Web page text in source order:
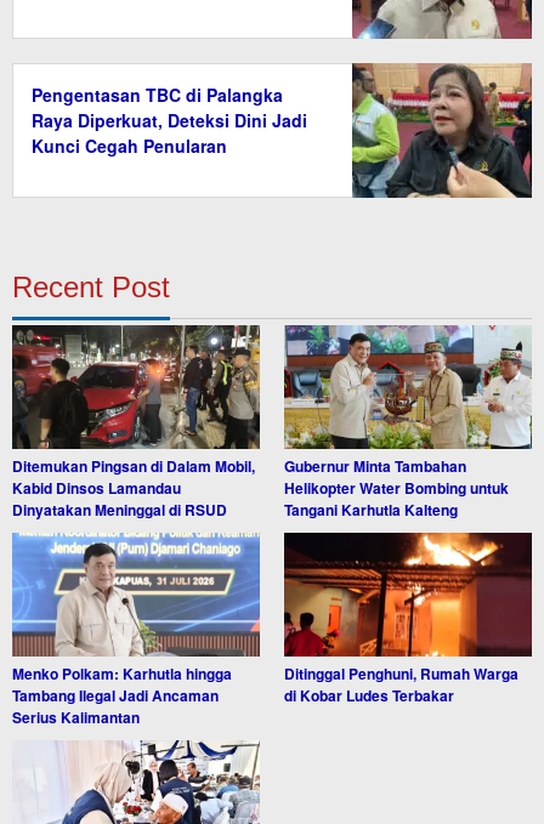
Pengentasan TBC di Palangka
Raya Diperkuat, Deteksi Dini Jadi
Kunci Cegah Penularan
Recent Post
Ditemukan Pingsan di Dalam Mobil,
Kabid Dinsos Lamandau
Dinyatakan Meninggal di RSUD
Gubernur Minta Tambahan
Helikopter Water Bombing untuk
Tangani Karhutla Kalteng
Menko Polkam: Karhutla hingga
Tambang Ilegal Jadi Ancaman
Serius Kalimantan
Ditinggal Penghuni, Rumah Warga
di Kobar Ludes Terbakar